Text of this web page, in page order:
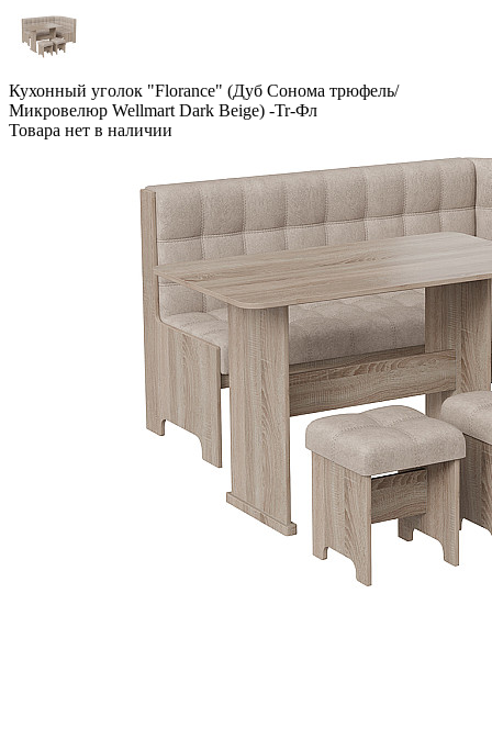
Кухонный уголок "Florance" (Дуб Сонома трюфель/
Микровелюр Wellmart Dark Beige) -Tr-Фл
Товара нет в наличии